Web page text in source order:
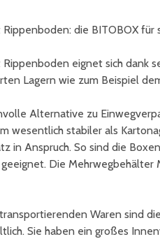
die BITOBOX
eignet sich dank
Lagern wie zum Beispiel
Alternative zu
wesentlich stabiler als
in Anspruch. So sind die
Die
Waren sind
Sie haben ein großes